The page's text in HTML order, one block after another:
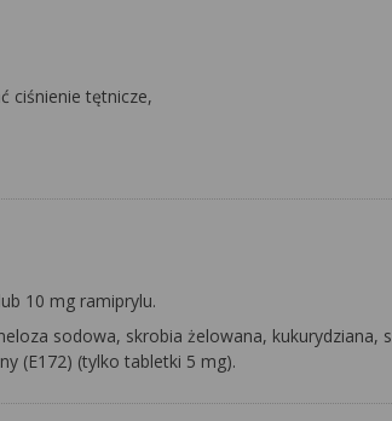
ciśnienie tętnicze,
10 mg ramiprylu.
sodowa, skrobia żelowana, kukurydziana,
(E172) (tylko tabletki 5 mg).